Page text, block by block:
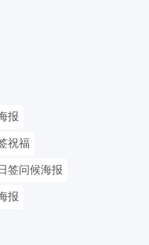
报
祝福
日签问候海报
报